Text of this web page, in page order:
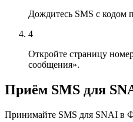
Дождитесь SMS с кодом
4
Откройте страницу
сообщения».
Приём SMS для
Принимайте SMS для SNAI в